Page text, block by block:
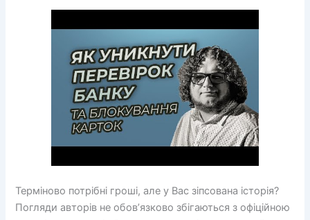
Терміново потрібні гроші, але у Вас зіпсована історія?
Погляди авторів не обов’язково збігаються з офіційною